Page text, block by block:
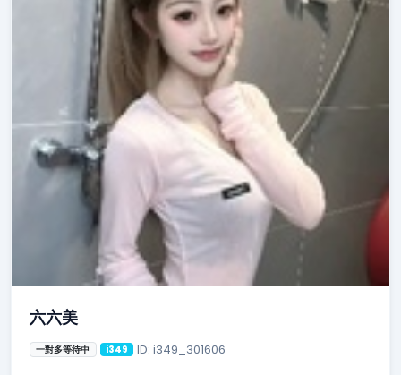
六六美
一對多等待中 i349 ID: i349_301606